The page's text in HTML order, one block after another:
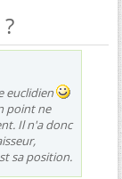
euclidien
point ne
Il n'a donc
sa position.